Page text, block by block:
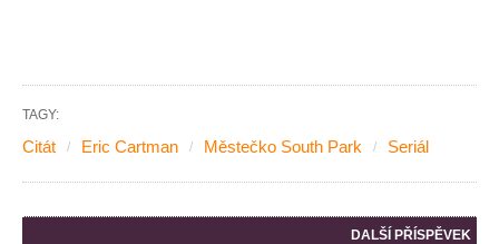
TAGY:
Citát Eric Cartman Městečko South Park Seriál
DALŠÍ PŘÍSPĚVEK